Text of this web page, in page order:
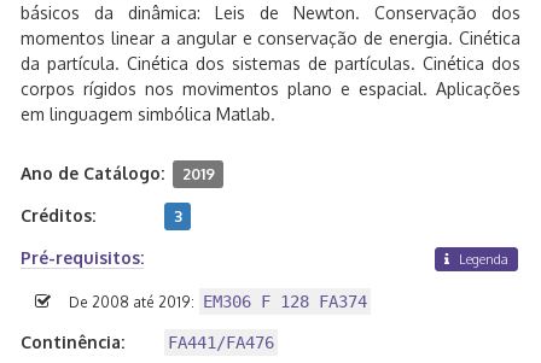
básicos da dinâmica: Leis de Newton. Conservação dos
momentos linear a angular e conservação de energia. Cinética
da partícula. Cinética dos sistemas de partículas. Cinética dos
corpos rígidos nos movimentos plano e espacial. Aplicações
em linguagem simbólica Matlab.
Ano de Catálogo: 2019
Créditos: 3
Pré-requisitos: Legenda
De 2008 até 2019: EM306 F 128 FA374
Continência: FA441/FA476